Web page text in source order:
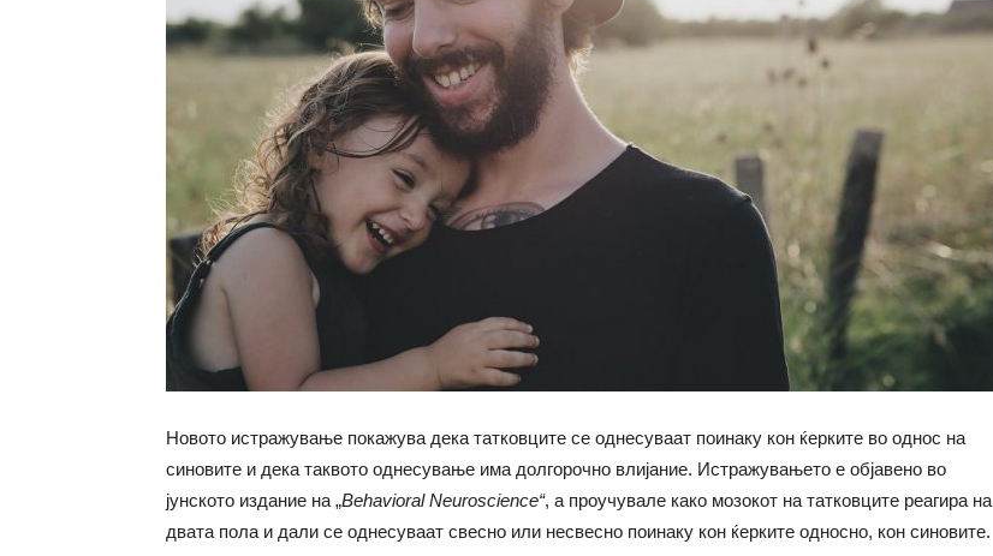
Новото истражување покажува дека татковците се однесуваат поинаку кон ќерките во однос на
синовите и дека таквото однесување има долгорочно влијание. Истражувањето е објавено во
јунското издание на „Behavioral Neuroscience“, а проучувале како мозокот на татковците реагира на
двата пола и дали се однесуваат свесно или несвесно поинаку кон ќерките односно, кон синовите.